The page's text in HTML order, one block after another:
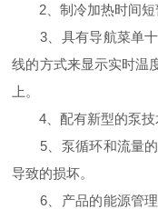
2、制冷加热时间短
3、具有导航菜单十
线的方式来显示实时温
上。
4、配有新型的泵技
5、泵循环和流量的
导致的损坏。
6、产品的能源管理